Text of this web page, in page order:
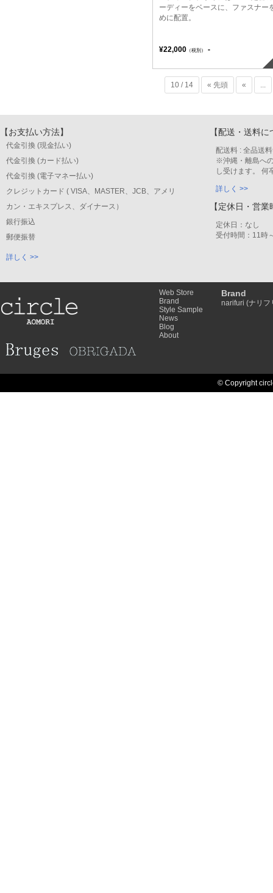
ーディーをベースに、ファスナー
めに配置。
¥22,000 （税別） -
10 / 14 « 先頭 « ...
【お支払い方法】
代金引換 (現金払い)
代金引換 (カード払い)
代金引換 (電子マネー払い)
クレジットカード ( VISA、MASTER、JCB、アメリ
カン・エキスプレス、ダイナース）
銀行振込
郵便振替
詳しく >>
【配送・送料
配送料 : 全品送
※沖縄・離島へ
し受けます。 何
詳しく >>
【定休日・営
定休日：なし
受付時間：11時
Web Store
Brand
Style Sample
News
Blog
About
Brand
narifuri (ナリフ
© Copyright